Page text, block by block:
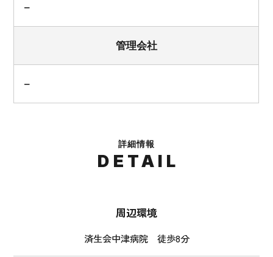
–
管理会社
–
詳細情報
DETAIL
周辺環境
済生会中津病院 徒歩8分